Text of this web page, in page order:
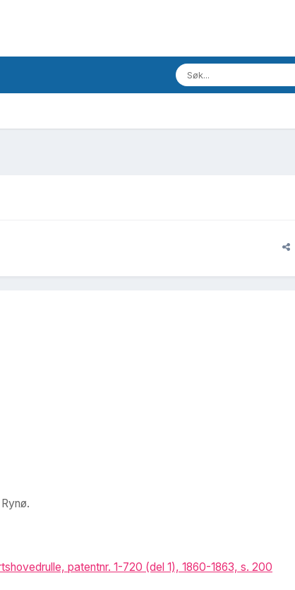
patentnr. 1-720 (del 1), 1860-1863, s. 200